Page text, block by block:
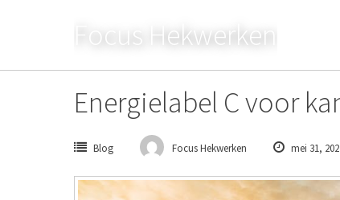
Focus Hekwerken
Energielabel C voor
Blog Focus Hekwerken mei 31,